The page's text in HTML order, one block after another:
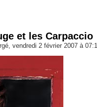
et les Carpaccio
vendredi 2 février 2007 à